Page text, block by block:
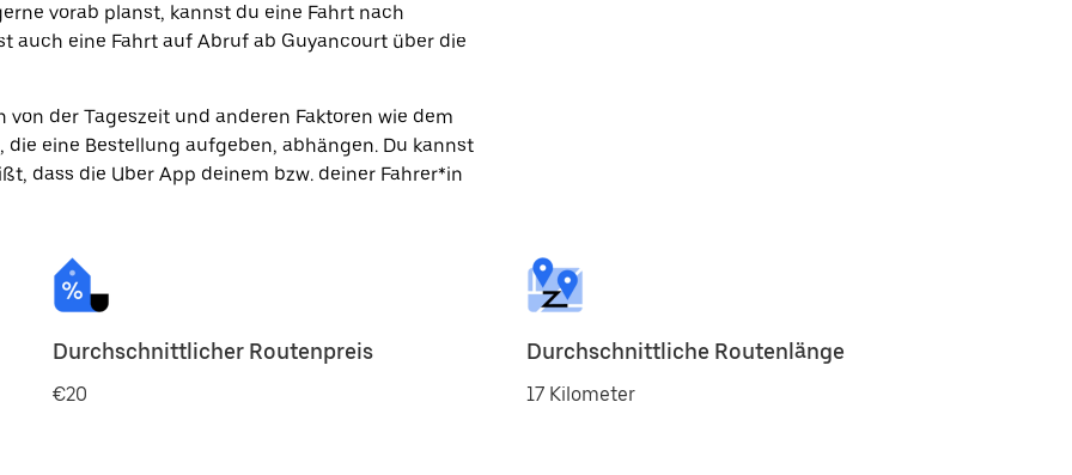
vorab planst, kannst du eine Fahrt nach
auch eine Fahrt auf Abruf ab Guyancourt über die
der Tageszeit und anderen Faktoren wie dem
eine Bestellung aufgeben, abhängen. Du kannst
dass die Uber App deinem bzw. deiner Fahrer*in
Durchschnittlicher Routenpreis
€20
Durchschnittliche Routenlänge
17 Kilometer